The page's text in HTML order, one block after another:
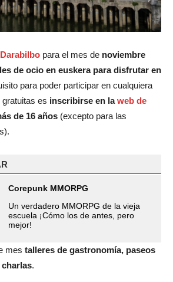
Darabilbo para el mes de noviembre
de ocio en euskera para disfrutar en
para poder participar en cualquiera
es inscribirse en laweb de
de 16 años (excepto para las
Corepunk MMORPG
Un verdadero MMORPG de la vieja
escuela ¡Cómo los de antes, pero
mejor!
mes talleres de gastronomía, paseos
.